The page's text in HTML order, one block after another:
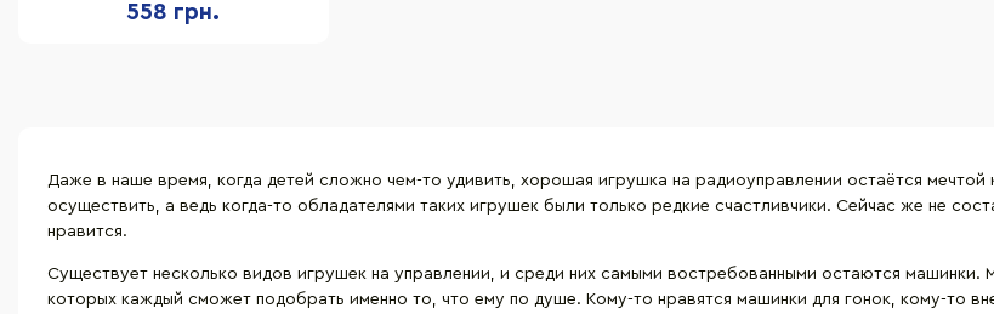
558 грн.
Даже в наше время, когда детей сложно чем-то удивить, хорошая игрушка на радиоуправлении остаётся
осуществить, а ведь когда-то обладателями таких игрушек были только редкие счастливчики. Сейчас же не
нравится.
Существует несколько видов игрушек на управлении, и среди них самыми востребованными остаются
которых каждый сможет подобрать именно то, что ему по душе. Кому-то нравятся машинки для гонок, кому-то